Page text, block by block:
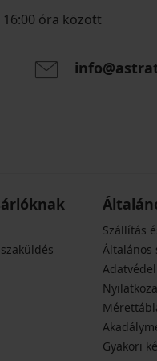
óra között
Szállítás
Általános
Gyakori